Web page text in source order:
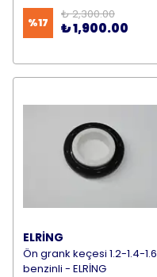
%17
₺ 2,300.00
₺ 1,900.00
ELRİNG
Ön grank keçesi 1.2-1.4-1.6
benzinli - ELRİNG